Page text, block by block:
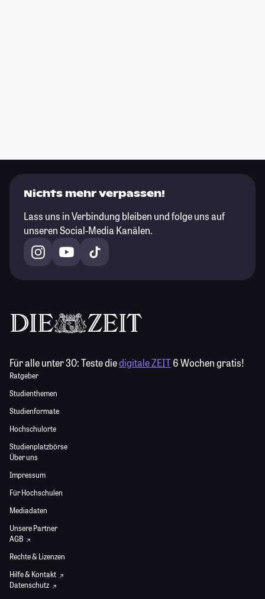
Nichts mehr verpassen!
Lass uns in Verbindung bleiben und folge uns auf
unseren Social-Media Kanälen.
Für alle unter 30:Teste diedigitale ZEIT6 Wochen gratis!
Ratgeber
Studienthemen
Studienformate
Hochschulorte
Studienplatzbörse
Über uns
Impressum
Für Hochschulen
Mediadaten
Unsere Partner
AGB
Rechte & Lizenzen
Hilfe & Kontakt
Datenschutz